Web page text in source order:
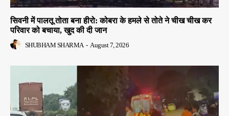
सिवनी में पालतू तोता बना हीरो: कोबरा के हमले से तोते ने चीख चीख कर
परिवार को बचाया, खुद की दी जान
SHUBHAM SHARMA - August 7, 2026